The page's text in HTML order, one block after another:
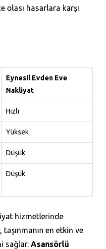
olası hasarlara karşı
Eynesil Evden Eve
Nakliyat
Hızlı
Yüksek
Düşük
Düşük
hizmetlerinde
en etkin ve
sağlar. Asansörlü